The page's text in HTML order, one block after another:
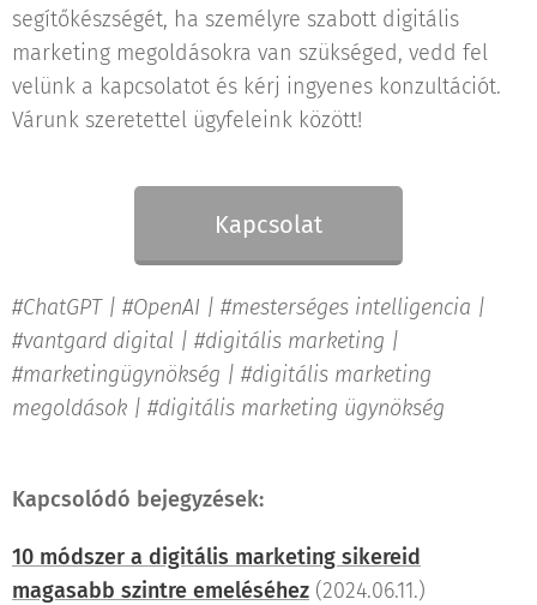
segítőkészségét, ha személyre szabott digitális
marketing megoldásokra van szükséged, vedd fel
velünk a kapcsolatot és kérj ingyenes konzultációt.
Várunk szeretettel ügyfeleink között!
Kapcsolat
#ChatGPT | #OpenAI | #mesterséges intelligencia |
#vantgard digital | #digitális marketing |
#marketingügynökség | #digitális marketing
megoldások | #digitális marketing ügynökség
Kapcsolódó bejegyzések:
10 módszer a digitális marketing sikereid
magasabb szintre emeléséhez (2024.06.11.)